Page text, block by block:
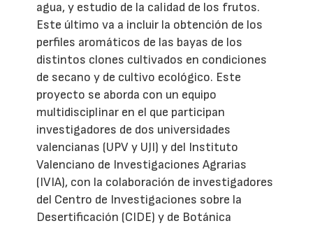
agua, y estudio de la calidad de los frutos.
Este último va a incluir la obtención de los
perfiles aromáticos de las bayas de los
distintos clones cultivados en condiciones
de secano y de cultivo ecológico. Este
proyecto se aborda con un equipo
multidisciplinar en el que participan
investigadores de dos universidades
valencianas (UPV y UJI) y del Instituto
Valenciano de Investigaciones Agrarias
(IVIA), con la colaboración de investigadores
del Centro de Investigaciones sobre la
Desertificación (CIDE) y de Botánica